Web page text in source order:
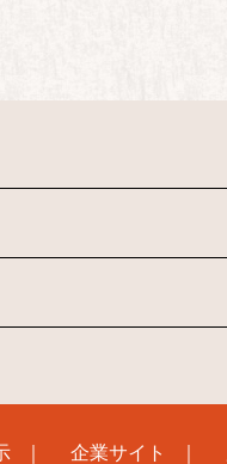
企業サイト